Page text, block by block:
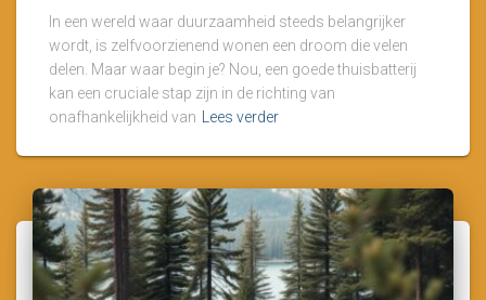
In een wereld waar duurzaamheid steeds belangrijker
wordt, is zelfvoorzienend wonen een droom die velen
delen. Maar waar begin je? Nou, een goede thuisbatterij
kan een cruciale stap zijn in de richting van
onafhankelijkheid van Lees verder